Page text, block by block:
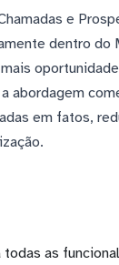
e
dentro do
abordagem
em fatos,
todas as